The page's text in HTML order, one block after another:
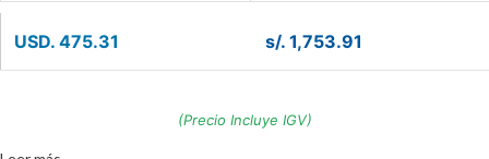
USD. 475.31 s/. 1,753.91
(Precio Incluye IGV)